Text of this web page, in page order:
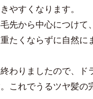
やすくなります。
先から中心につけて
たくならずに自然に
わりましたので、ド
これでうるツヤ髪の